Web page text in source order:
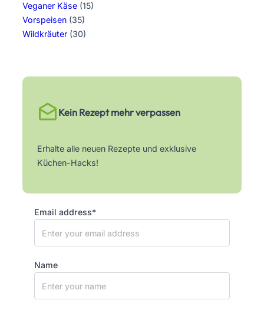
Veganer Käse (15)
Vorspeisen (35)
Wildkräuter (30)
Kein Rezept mehr verpassen
Erhalte alle neuen Rezepte und exklusive
Küchen-Hacks!
Email address*
Name